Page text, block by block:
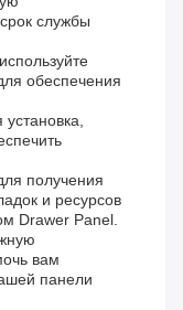
службы
обеспечения
получения
и ресурсов
Drawer Panel.
вам
панели